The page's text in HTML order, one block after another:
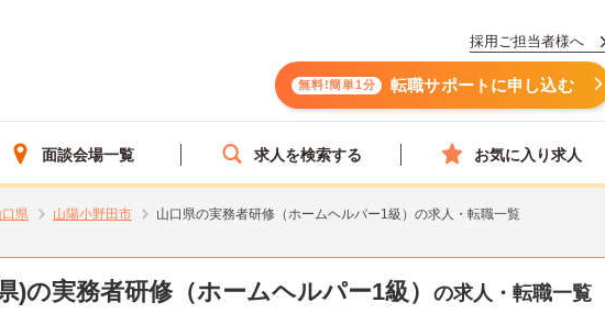
採用ご担当者様へ
無料!簡単1分 転職サポートに申し込む
面談会場一覧 求人を検索する お気に入り求人
口県 山陽小野田市 山口県の実務者研修（ホームヘルパー1級）の求人・転職一覧
)の実務者研修（ホームヘルパー1級） の求人・転職一覧